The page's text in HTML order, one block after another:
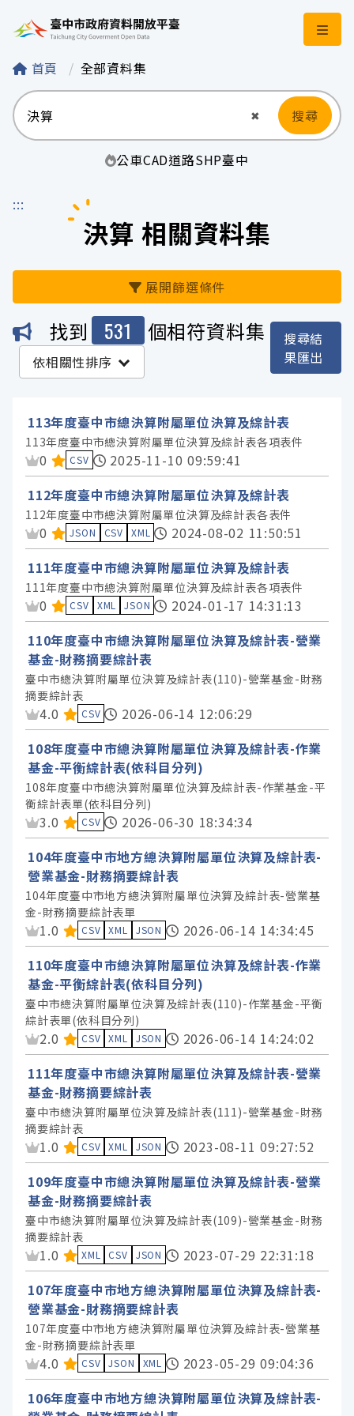
臺中市政府資料開
首頁 全部資料集
✖ 清空輸入
搜尋
公車CAD道路SHP臺中
:::
決算 相關資料集
展開篩選條件
機關
臺中市政府教育局 (4)
臺中市政府社會局 (2)
臺中市政府消防局 (1)
臺中市政府環境保護局 (1)
臺中市政府研究發展考核委員會 (1)
臺中市政府財政局 (1)
服務分類
格式
標籤
授權
找到 531 個相符資料集
依相關性排序
搜尋結
果匯出
113年度臺中市總決算附屬單位決算及綜計表
113年度臺中市總決算附屬單位決算及綜計表各項表件
資料集評分：
0 CSV
2025-11-10 09:59:41
112年度臺中市總決算附屬單位決算及綜計表
112年度臺中市總決算附屬單位決算及綜計表各表件
資料集評分：
0 JSON CSV XML
2024-08-02 11:50:51
111年度臺中市總決算附屬單位決算及綜計表
111年度臺中市總決算附屬單位決算及綜計表各項表件
資料集評分：
0 CSV XML JSON
2024-01-17 14:31:13
110年度臺中市總決算附屬單位決算及綜計表-營業
基金-財務摘要綜計表
臺中市總決算附屬單位決算及綜計表(110)-營業基金-財務
摘要綜計表
資料集評分：
4.0 CSV
2026-06-14 12:06:29
108年度臺中市總決算附屬單位決算及綜計表-作業
基金-平衡綜計表(依科目分列)
108年度臺中市總決算附屬單位決算及綜計表-作業基金-平
衡綜計表單(依科目分列)
資料集評分：
3.0 CSV
2026-06-30 18:34:34
104年度臺中市地方總決算附屬單位決算及綜計表-
營業基金-財務摘要綜計表
104年度臺中市地方總決算附屬單位決算及綜計表-營業基
金-財務摘要綜計表單
資料集評分：
1.0 CSV XML JSON
2026-06-14 14:34:45
110年度臺中市總決算附屬單位決算及綜計表-作業
基金-平衡綜計表(依科目分列)
臺中市總決算附屬單位決算及綜計表(110)-作業基金-平衡
綜計表單(依科目分列)
資料集評分：
2.0 CSV XML JSON
2026-06-14 14:24:02
111年度臺中市總決算附屬單位決算及綜計表-營業
基金-財務摘要綜計表
臺中市總決算附屬單位決算及綜計表(111)-營業基金-財務
摘要綜計表
資料集評分：
1.0 CSV XML JSON
2023-08-11 09:27:52
109年度臺中市總決算附屬單位決算及綜計表-營業
基金-財務摘要綜計表
臺中市總決算附屬單位決算及綜計表(109)-營業基金-財務
摘要綜計表
資料集評分：
1.0 XML CSV JSON
2023-07-29 22:31:18
107年度臺中市地方總決算附屬單位決算及綜計表-
營業基金-財務摘要綜計表
107年度臺中市地方總決算附屬單位決算及綜計表-營業基
金-財務摘要綜計表單
資料集評分：
4.0 CSV JSON XML
2023-05-29 09:04:36
106年度臺中市地方總決算附屬單位決算及綜計表-